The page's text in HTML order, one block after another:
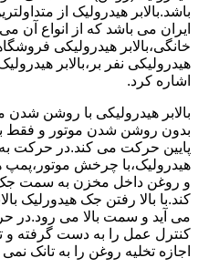
باشد.بالابر هیدرولیک از
ایران می باشد که از انواع آن می
خانگی،بالابر هیدرولیکی
هیدرولیکی نفر بر،بالابر
اشاره کرد.
بالابر هیدرولیکی با روشن شدن
بدون روشن شدن موتور و
پایین حرکت می کند.در حرکت به
هیدرولیک،با چرخش
و روغن داخل مخزن به سمت جک
کند.با بالا رفتن جک هیدورلیک
می آید و سمت بالا می رود.در
کنترل عمل را به دست گرفته و
اجازه تخلیه روغن را به تانک